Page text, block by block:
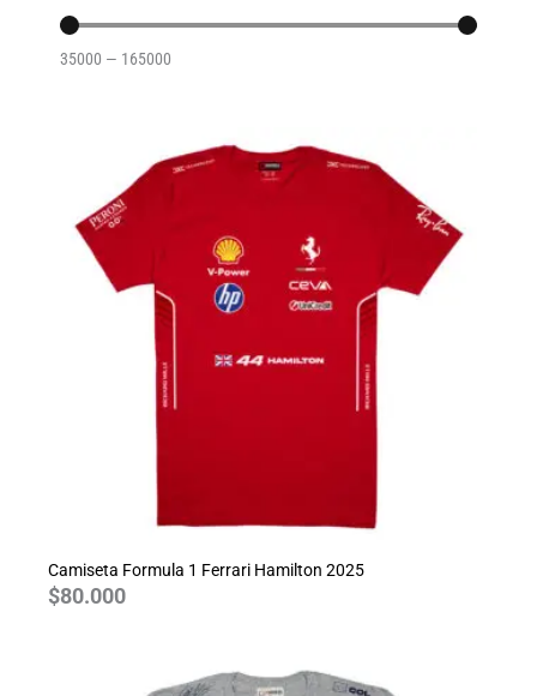
35000 — 165000
Camiseta Formula 1 Ferrari Hamilton 2025
$80.000